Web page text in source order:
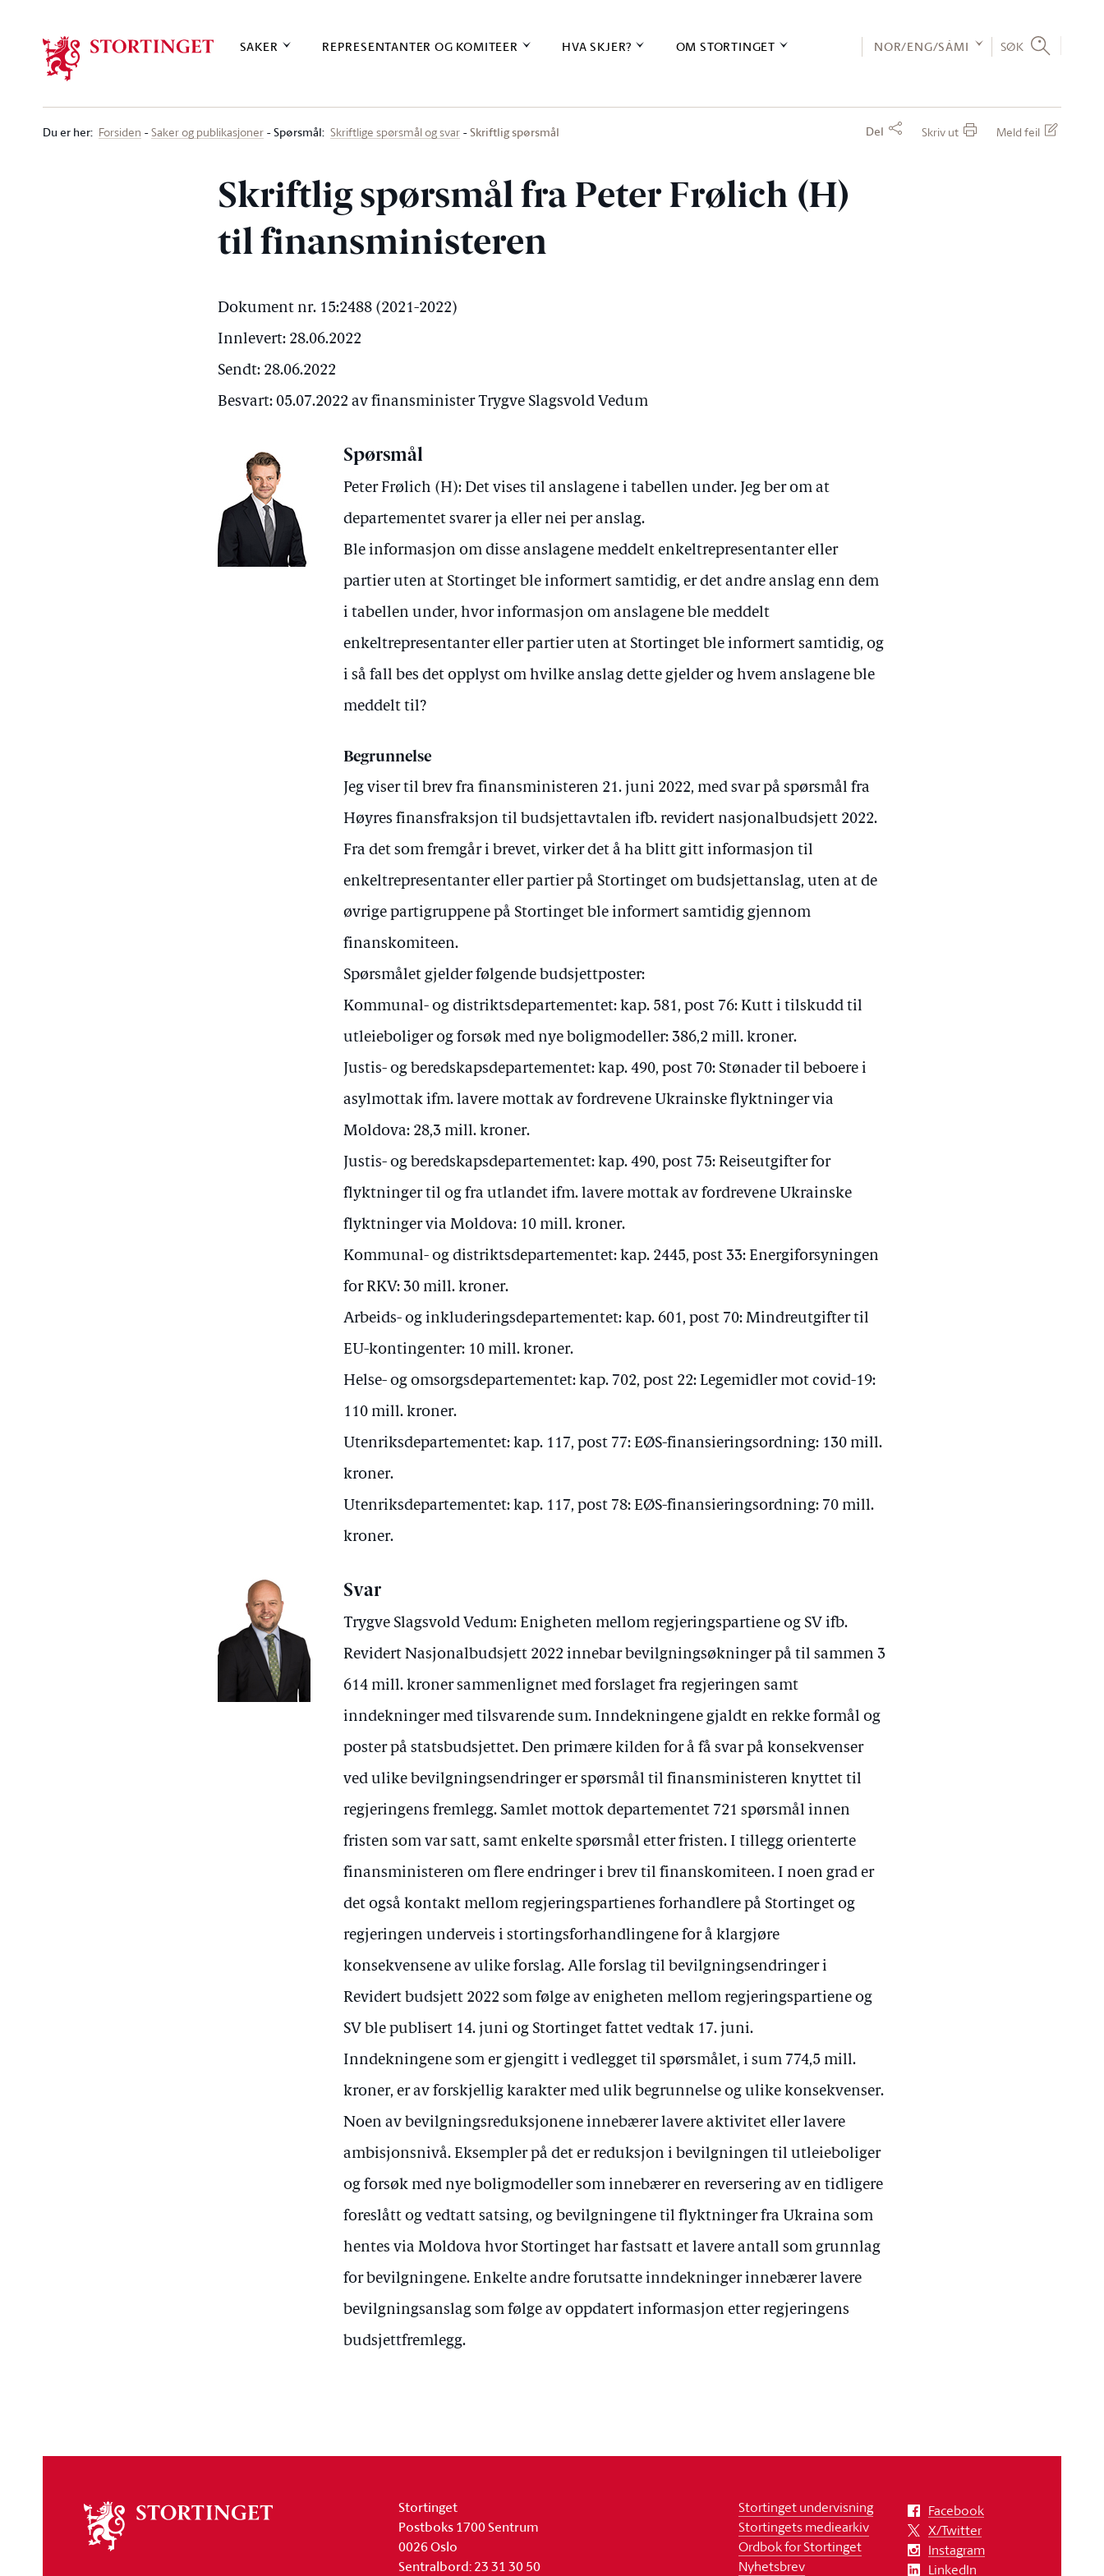
SAKER REPRESENTANTER OG KOMITEER HVA SKJER? OM STORTINGET NOR/ENG/SÁMI SØK
Du er her: Forsiden Saker og publikasjoner Spørsmål: Skriftlige spørsmål og svar Skriftlig spørsmål Del Skriv ut Meld feil
Skriftlig spørsmål fra Peter Frølich (H)
til finansministeren
Dokument nr. 15:2488 (2021-2022)
Innlevert: 28.06.2022
Sendt: 28.06.2022
Besvart: 05.07.2022 av finansminister Trygve Slagsvold Vedum
Spørsmål
Peter Frølich (H): Det vises til anslagene i tabellen under. Jeg ber om at
departementet svarer ja eller nei per anslag.
Ble informasjon om disse anslagene meddelt enkeltrepresentanter eller
partier uten at Stortinget ble informert samtidig, er det andre anslag enn dem
i tabellen under, hvor informasjon om anslagene ble meddelt
enkeltrepresentanter eller partier uten at Stortinget ble informert samtidig, og
i så fall bes det opplyst om hvilke anslag dette gjelder og hvem anslagene ble
meddelt til?
Begrunnelse
Jeg viser til brev fra finansministeren 21. juni 2022, med svar på spørsmål fra
Høyres finansfraksjon til budsjettavtalen ifb. revidert nasjonalbudsjett 2022.
Fra det som fremgår i brevet, virker det å ha blitt gitt informasjon til
enkeltrepresentanter eller partier på Stortinget om budsjettanslag, uten at de
øvrige partigruppene på Stortinget ble informert samtidig gjennom
finanskomiteen.
Spørsmålet gjelder følgende budsjettposter:
Kommunal- og distriktsdepartementet: kap. 581, post 76: Kutt i tilskudd til
utleieboliger og forsøk med nye boligmodeller: 386,2 mill. kroner.
Justis- og beredskapsdepartementet: kap. 490, post 70: Stønader til beboere i
asylmottak ifm. lavere mottak av fordrevene Ukrainske flyktninger via
Moldova: 28,3 mill. kroner.
Justis- og beredskapsdepartementet: kap. 490, post 75: Reiseutgifter for
flyktninger til og fra utlandet ifm. lavere mottak av fordrevene Ukrainske
flyktninger via Moldova: 10 mill. kroner.
Kommunal- og distriktsdepartementet: kap. 2445, post 33: Energiforsyningen
for RKV: 30 mill. kroner.
Arbeids- og inkluderingsdepartementet: kap. 601, post 70: Mindreutgifter til
EU-kontingenter: 10 mill. kroner.
Helse- og omsorgsdepartementet: kap. 702, post 22: Legemidler mot covid-19:
110 mill. kroner.
Utenriksdepartementet: kap. 117, post 77: EØS-finansieringsordning: 130 mill.
kroner.
Utenriksdepartementet: kap. 117, post 78: EØS-finansieringsordning: 70 mill.
kroner.
Svar
Trygve Slagsvold Vedum: Enigheten mellom regjeringspartiene og SV ifb.
Revidert Nasjonalbudsjett 2022 innebar bevilgningsøkninger på til sammen 3
614 mill. kroner sammenlignet med forslaget fra regjeringen samt
inndekninger med tilsvarende sum. Inndekningene gjaldt en rekke formål og
poster på statsbudsjettet. Den primære kilden for å få svar på konsekvenser
ved ulike bevilgningsendringer er spørsmål til finansministeren knyttet til
regjeringens fremlegg. Samlet mottok departementet 721 spørsmål innen
fristen som var satt, samt enkelte spørsmål etter fristen. I tillegg orienterte
finansministeren om flere endringer i brev til finanskomiteen. I noen grad er
det også kontakt mellom regjeringspartienes forhandlere på Stortinget og
regjeringen underveis i stortingsforhandlingene for å klargjøre
konsekvensene av ulike forslag. Alle forslag til bevilgningsendringer i
Revidert budsjett 2022 som følge av enigheten mellom regjeringspartiene og
SV ble publisert 14. juni og Stortinget fattet vedtak 17. juni.
Inndekningene som er gjengitt i vedlegget til spørsmålet, i sum 774,5 mill.
kroner, er av forskjellig karakter med ulik begrunnelse og ulike konsekvenser.
Noen av bevilgningsreduksjonene innebærer lavere aktivitet eller lavere
ambisjonsnivå. Eksempler på det er reduksjon i bevilgningen til utleieboliger
og forsøk med nye boligmodeller som innebærer en reversering av en tidligere
foreslått og vedtatt satsing, og bevilgningene til flyktninger fra Ukraina som
hentes via Moldova hvor Stortinget har fastsatt et lavere antall som grunnlag
for bevilgningene. Enkelte andre forutsatte inndekninger innebærer lavere
bevilgningsanslag som følge av oppdatert informasjon etter regjeringens
budsjettfremlegg.
stortinget
Stortinget
Postboks 1700 Sentrum
0026 Oslo
Sentralbord: 23 31 30 50
Stortinget undervisning
Stortingets mediearkiv
Ordbok for Stortinget
Nyhetsbrev
Facebook
X/Twitter
Instagram
LinkedIn